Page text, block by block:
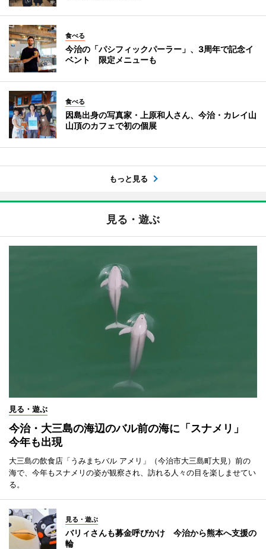
食べる
今治の「パシフィックパーラー」、3周年で記念イ
ベント 限定メニューも
食べる
因島出身の写真家・上原和人さん、今治・カレイ山
山頂のカフェで初の個展
もっと見る
見る・遊ぶ
見る・遊ぶ
今治・大三島の海辺のバル前の海に「スナメリ」
今年も出現
大三島の飲食店「うみまちバル アメリ」（今治市大三島町大見）前の
海で、今年もスナメリの姿が観察され、訪れる人々の目を楽しませてい
る。
見る・遊ぶ
バリィさんも募金呼びかけ 今治から熊本へ支援の
輪